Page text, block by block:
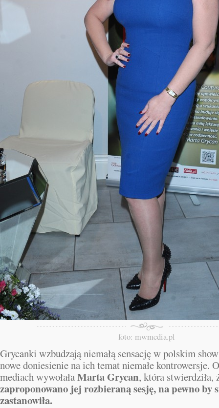
foto: mwmedia.pl
Grycanki wzbudzają niemałą sensację w polskim
nowe doniesienie na ich temat niemałe kontrowersje.
mediach wywołałaMarta Grycan, która stwierdziła,
zaproponowano jej rozbieraną sesję, na pewno by
zastanowiła.